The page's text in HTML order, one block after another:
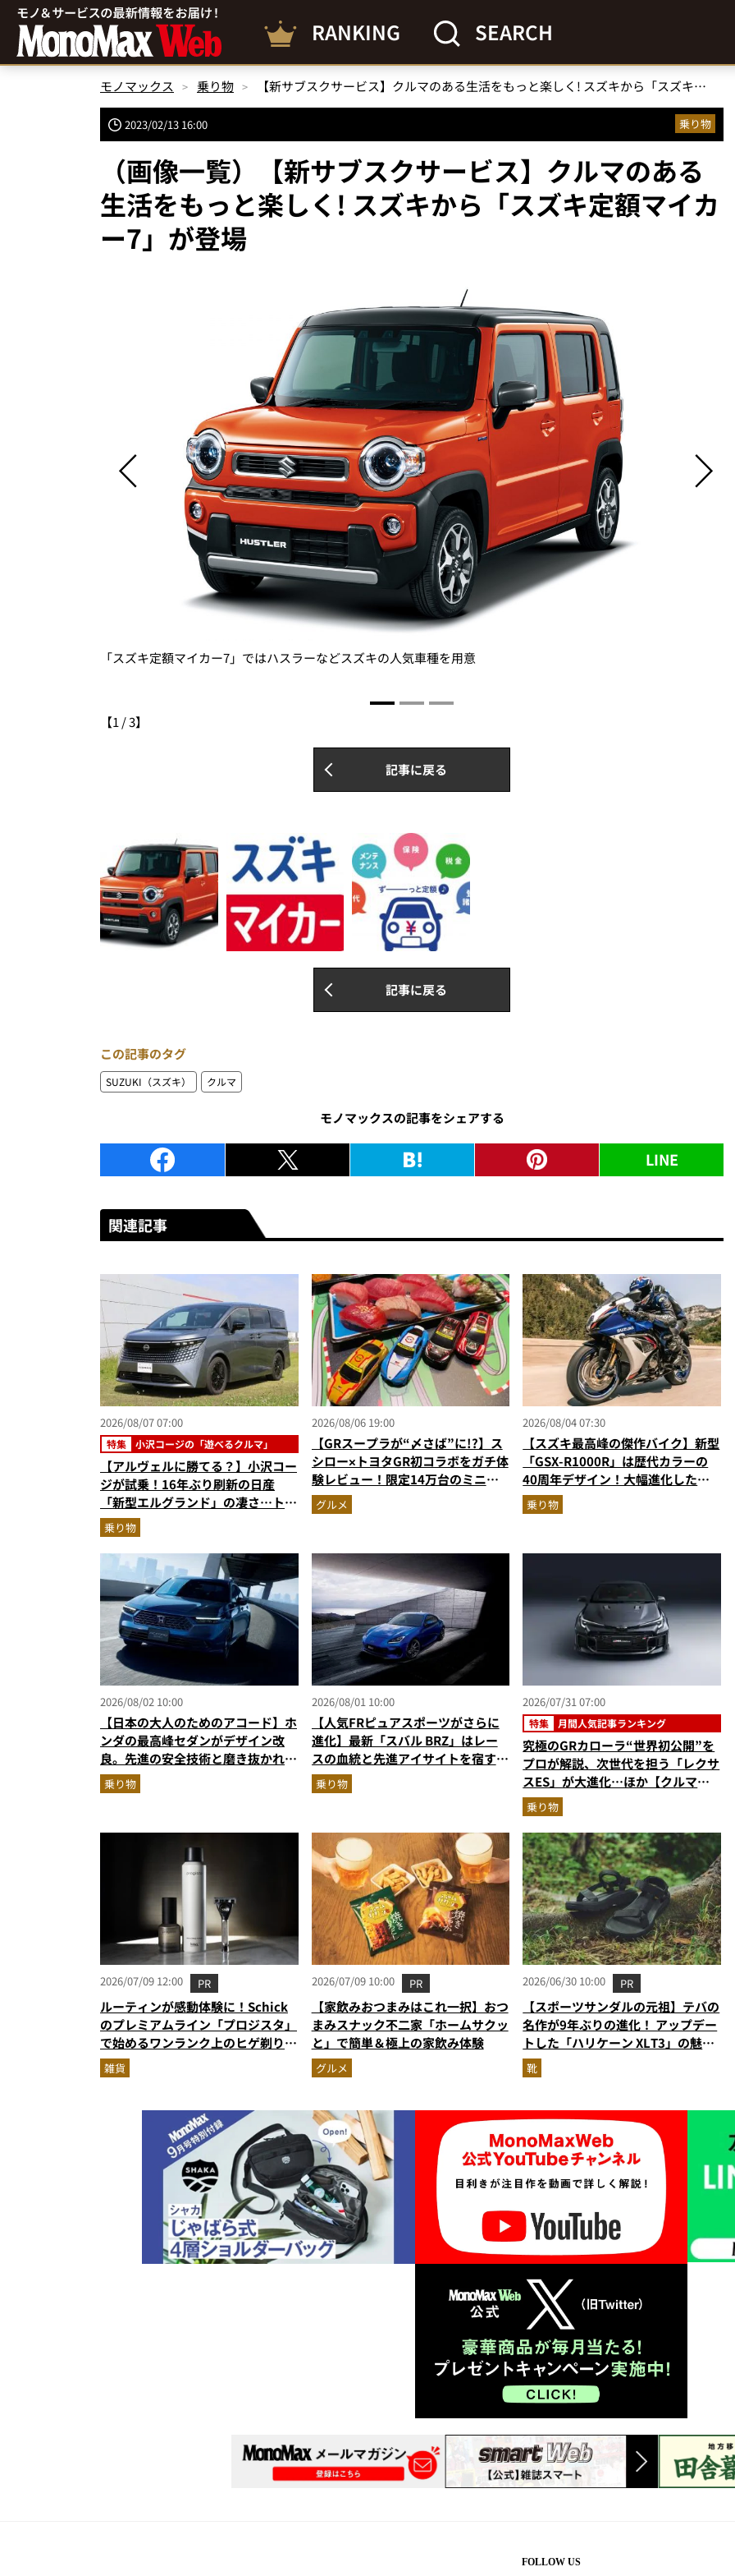
RANKING SEARCH
モノマックス 乗り物 【新サブスクサービス】クルマのある生活をもっと楽しく! スズキから「スズキ定額マイカー7」が登場
2023/02/13 16:00 乗り物
（画像一覧）【新サブスクサービス】クルマのある
生活をもっと楽しく! スズキから「スズキ定額マイカ
ー7」が登場
「スズキ定額マイカー7」ではハスラーなどスズキの人気車種を用意
【1 /3】
記事に戻る
記事に戻る
この記事のタグ
SUZUKI（スズキ） クルマ
モノマックスの記事をシェアする
LINE
関連記事
2026/08/07 07:00
特集 小沢コージの「遊べるクルマ」
【アルヴェルに勝てる？】小沢コー
ジが試乗！16年ぶり刷新の日産
「新型エルグランド」の凄さ…トル
ク500Nm超の第3世代e-POWER＆
和の格調高きデザインを徹底チェッ
ク
乗り物
2026/08/06 19:00
【GRスープラが“〆さば”に!?】ス
シロー×トヨタGR初コラボをガチ体
験レビュー！限定14万台のミニカ
ー＆体験型演出に大人も子供も大興
奮間違いなし
グルメ
2026/08/04 07:30
【スズキ最高峰の傑作バイク】新型
「GSX-R1000R」は歴代カラーの
40周年デザイン！大幅進化した至
高のスーパースポーツを乗り物ライ
ターが解説
乗り物
2026/08/02 10:00
【日本の大人のためのアコード】ホ
ンダの最高峰セダンがデザイン改
良。先進の安全技術と磨き抜かれた
美しさでさらに上質に
乗り物
2026/08/01 10:00
【人気FRピュアスポーツがさらに
進化】最新「スバル BRZ」はレー
スの血統と先進アイサイトを宿す傑
作へ
乗り物
2026/07/31 07:00
特集 月間人気記事ランキング
究極のGRカローラ“世界初公開”を
プロが解説、次世代を担う「レクサ
スES」が大進化…ほか【クルマの
人気記事ランキングベスト3】
（2026年6月版）
乗り物
2026/07/09 12:00 PR
ルーティンが感動体験に！Schick
のプレミアムライン「プロジスタ」
で始めるワンランク上のヒゲ剃り習
慣
雑貨
2026/07/09 10:00 PR
【家飲みおつまみはこれ一択】おつ
まみスナック不二家「ホームサクッ
と」で簡単＆極上の家飲み体験
グルメ
2026/06/30 10:00 PR
【スポーツサンダルの元祖】テバの
名作が9年ぶりの進化！ アップデー
トした「ハリケーン XLT3」の魅力
を識者があらゆる角度から徹底解
説！
靴
FOLLOW US